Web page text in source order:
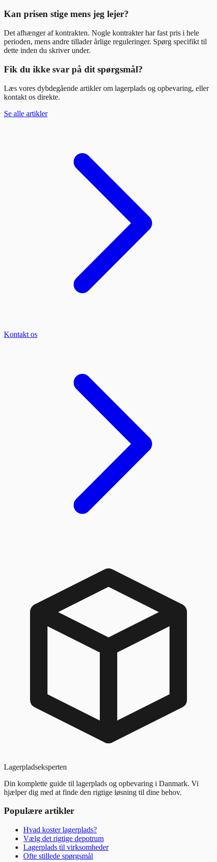
Kan prisen stige mens jeg lejer?
Det afhænger af kontrakten. Nogle kontrakter har fast pris i hele
perioden, mens andre tillader årlige reguleringer. Spørg specifikt til
dette inden du skriver under.
Fik du ikke svar på dit spørgsmål?
Læs vores dybdegående artikler om lagerplads og opbevaring, eller
kontakt os direkte.
Se alle artikler
Kontakt os
Lagerpladseksperten
Din komplette guide til lagerplads og opbevaring i Danmark. Vi
hjælper dig med at finde den rigtige løsning til dine behov.
Populære artikler
Hvad koster lagerplads?
Vælg det rigtige depotrum
Lagerplads til virksomheder
Ofte stillede spørgsmål